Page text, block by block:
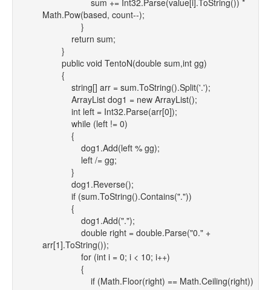
sum += Int32.Parse(value[i].ToString()) *
Math.Pow(based, count--);
}
return sum;
}
public void TentoN(double sum,int gg)
{
string[] arr = sum.ToString().Split('.');
ArrayList dog1 = new ArrayList();
int left = Int32.Parse(arr[0]);
while (left != 0)
{
dog1.Add(left % gg);
left /= gg;
}
dog1.Reverse();
if (sum.ToString().Contains("."))
{
dog1.Add(".");
double right = double.Parse("0." +
arr[1].ToString());
for (int i = 0; i < 10; i++)
{
if (Math.Floor(right) == Math.Ceiling(right))